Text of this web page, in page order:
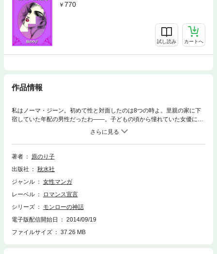
770
試し読み カートへ
作品情報
私はノーマ・ジーン。初めて性と対面したのは8つの時よ。里親の家に下
宿していた年配の男性だったわ――。子どもの頃から憧れていた女優にな
るためだったら何でもするわ!! 生活が苦しくてヌードになったことだって
あるのよ。15歳の時に妊娠、3回の結婚や不倫関係など愛されたい一心で
様々な男性と関係を持ってしまい――!?
著者
原のり子
出版社
秋水社
ジャンル
女性マンガ
レーベル
ロマンス宣言
シリーズ
モンローの神話
電子版配信開始日
2014/09/19
ファイルサイズ
37.26 MB